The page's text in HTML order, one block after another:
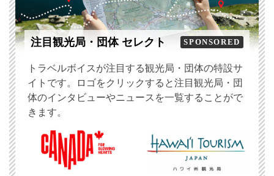
注目観光局・団体 セレクト SPONSORED
トラベルボイスが注目する観光局・団体の特設サ
イトです。ロゴをクリックすると注目観光局・団
体のインタビューやニュースを一覧することがで
きます。